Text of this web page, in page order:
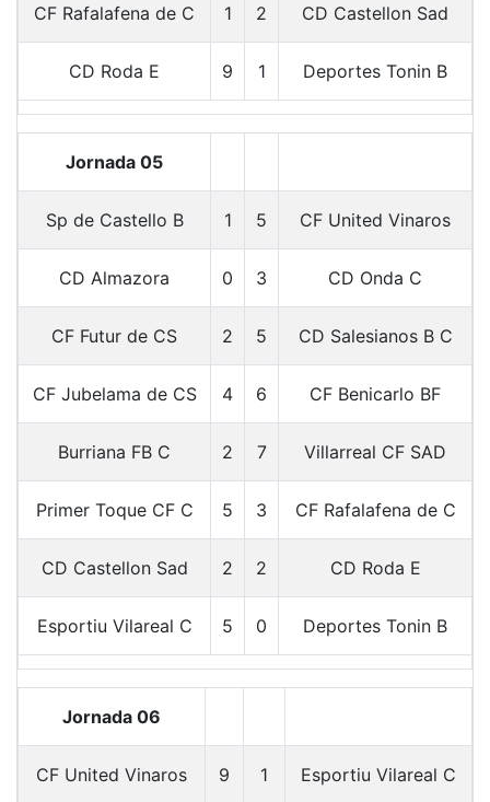
CF Rafalafena de C 1 2 CD Castellon Sad
CD Roda E 9 1 Deportes Tonin B
Jornada 05
Sp de Castello B 1 5 CF United Vinaros
CD Almazora 0 3 CD Onda C
CF Futur de CS 2 5 CD Salesianos B C
CF Jubelama de CS 4 6 CF Benicarlo BF
Burriana FB C 2 7 Villarreal CF SAD
Primer Toque CF C 5 3 CF Rafalafena de C
CD Castellon Sad 2 2 CD Roda E
Esportiu Vilareal C 5 0 Deportes Tonin B
Jornada 06
CF United Vinaros 9 1 Esportiu Vilareal C